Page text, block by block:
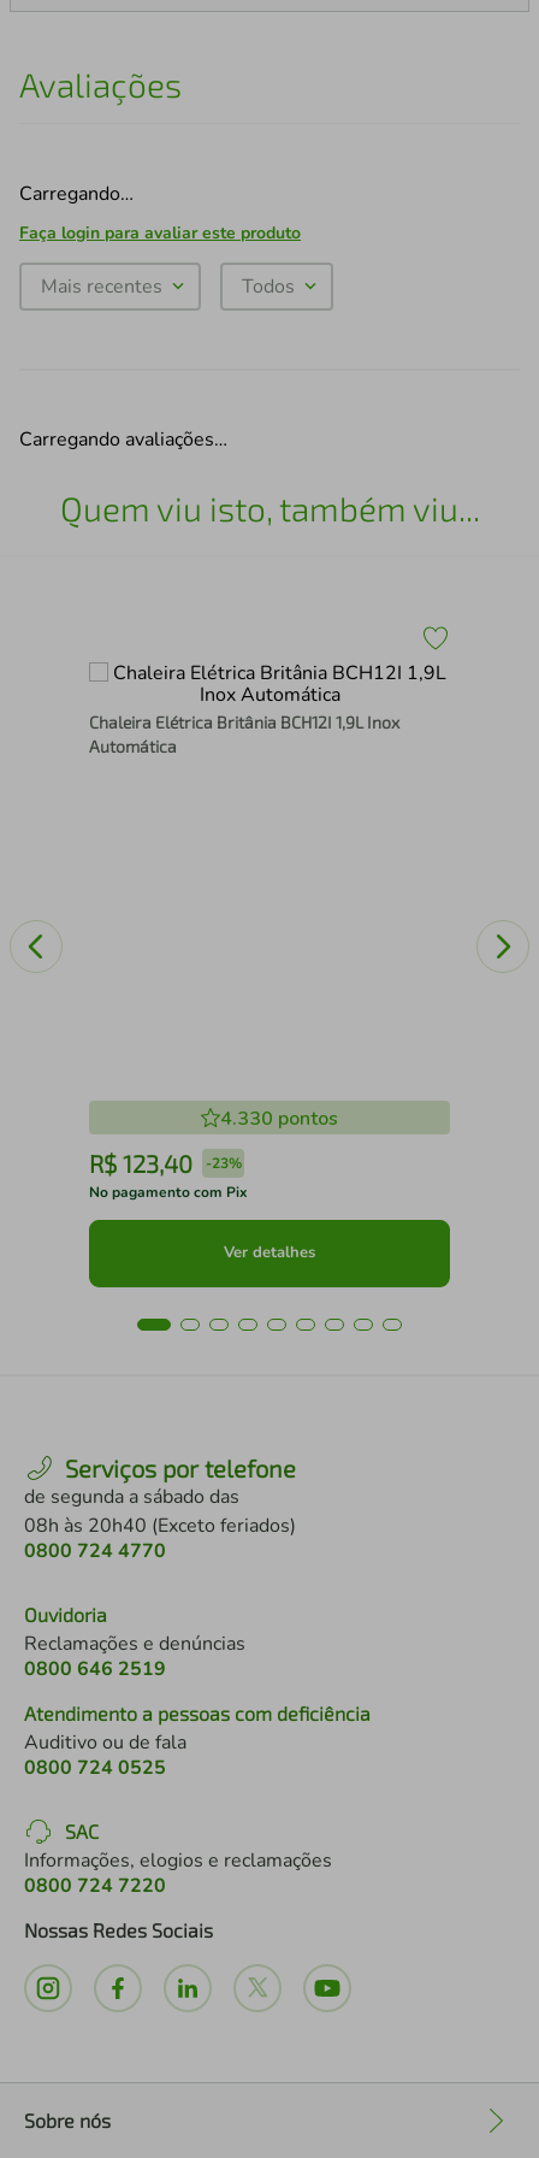
Avaliações
Carregando…
Faça login para avaliar este produto
Mais recentes Todos
Carregando avaliações…
Quem viu isto, também viu...
Chaleira Elétrica Britânia BCH12I 1,9L Inox
Automática
4.330 pontos
R$ 123,40 -23%
No pagamento com Pix
Ver detalhes
Serviços por telefone
de segunda a sábado das
08h às 20h40 (Exceto feriados)
0800 724 4770
Ouvidoria
Reclamações e denúncias
0800 646 2519
Atendimento a pessoas com deficiência
Auditivo ou de fala
0800 724 0525
SAC
Informações, elogios e reclamações
0800 724 7220
Nossas Redes Sociais
Sobre nós